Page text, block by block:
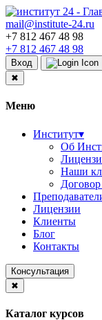
mail@institute-24.ru
+7 812 467 48 98
+7 812 467 48 98
Вход
✖
Меню
Институт▾
Об
Наши
Лицензии
Клиенты
Блог
Контакты
Консультация
✖
Каталог курсов